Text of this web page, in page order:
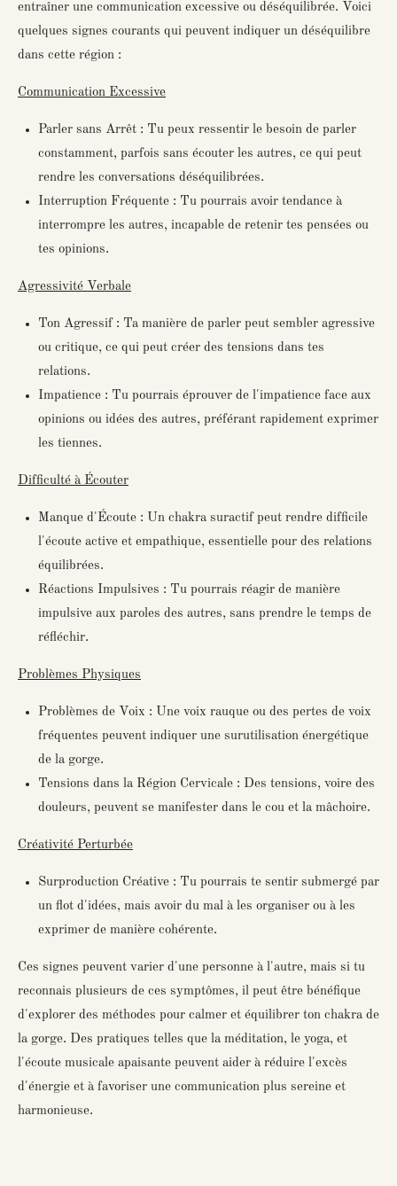
entraîner une communication excessive ou déséquilibrée. Voici
quelques signes courants qui peuvent indiquer un déséquilibre
dans cette région :
Communication Excessive
Parler sans Arrêt : Tu peux ressentir le besoin de parler
constamment, parfois sans écouter les autres, ce qui peut
rendre les conversations déséquilibrées.
Interruption Fréquente : Tu pourrais avoir tendance à
interrompre les autres, incapable de retenir tes pensées ou
tes opinions.
Agressivité Verbale
Ton Agressif : Ta manière de parler peut sembler agressive
ou critique, ce qui peut créer des tensions dans tes
relations.
Impatience : Tu pourrais éprouver de l'impatience face aux
opinions ou idées des autres, préférant rapidement exprimer
les tiennes.
Difficulté à Écouter
Manque d'Écoute : Un chakra suractif peut rendre difficile
l'écoute active et empathique, essentielle pour des relations
équilibrées.
Réactions Impulsives : Tu pourrais réagir de manière
impulsive aux paroles des autres, sans prendre le temps de
réfléchir.
Problèmes Physiques
Problèmes de Voix : Une voix rauque ou des pertes de voix
fréquentes peuvent indiquer une surutilisation énergétique
de la gorge.
Tensions dans la Région Cervicale : Des tensions, voire des
douleurs, peuvent se manifester dans le cou et la mâchoire.
Créativité Perturbée
Surproduction Créative : Tu pourrais te sentir submergé par
un flot d'idées, mais avoir du mal à les organiser ou à les
exprimer de manière cohérente.
Ces signes peuvent varier d'une personne à l'autre, mais si tu
reconnais plusieurs de ces symptômes, il peut être bénéfique
d'explorer des méthodes pour calmer et équilibrer ton chakra de
la gorge. Des pratiques telles que la méditation, le yoga, et
l'écoute musicale apaisante peuvent aider à réduire l'excès
d'énergie et à favoriser une communication plus sereine et
harmonieuse.